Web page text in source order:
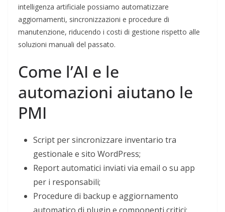
intelligenza artificiale possiamo automatizzare
aggiornamenti, sincronizzazioni e procedure di
manutenzione, riducendo i costi di gestione rispetto alle
soluzioni manuali del passato.
Come l’AI e le
automazioni aiutano le
PMI
Script per sincronizzare inventario tra
gestionale e sito WordPress;
Report automatici inviati via email o su app
per i responsabili;
Procedure di backup e aggiornamento
automatico di plugin e componenti critici;